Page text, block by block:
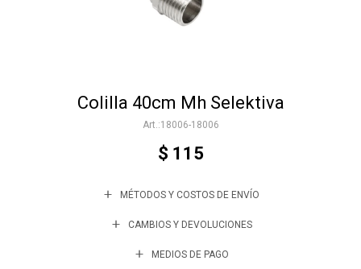
Colilla 40cm Mh Selektiva
18006-18006
$ 115
MÉTODOS Y COSTOS DE ENVÍO
CAMBIOS Y DEVOLUCIONES
MEDIOS DE PAGO